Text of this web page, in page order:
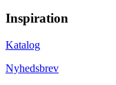
Inspiration
Katalog
Nyhedsbrev